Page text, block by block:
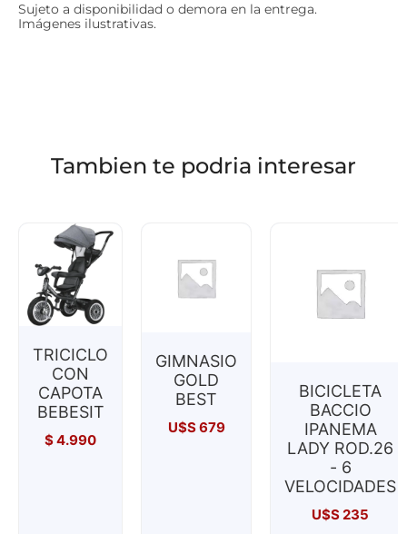
Sujeto a disponibilidad o demora en la entrega.
Imágenes ilustrativas.
Tambien te podria interesar
TRICICLO
CON
CAPOTA
BEBESIT
$4.990
GIMNASIO
GOLD
BEST
U$S679
BICICLETA
BACCIO
IPANEMA
LADY ROD.26
- 6
VELOCIDADES
U$S235